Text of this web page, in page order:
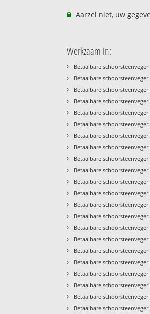
Aarzel niet, uw
Werkzaam in:
› Betaalbare schoorsteenveger
› Betaalbare
› Betaalbare
› Betaalbare
› Betaalbare schoorsteenveger
› Betaalbare
› Betaalbare
› Betaalbare
› Betaalbare schoorsteenveger
› Betaalbare
› Betaalbare schoorsteenveger
› Betaalbare
› Betaalbare
› Betaalbare
› Betaalbare
› Betaalbare
› Betaalbare
› Betaalbare schoorsteenveger
› Betaalbare
› Betaalbare schoorsteenveger
› Betaalbare
› Betaalbare